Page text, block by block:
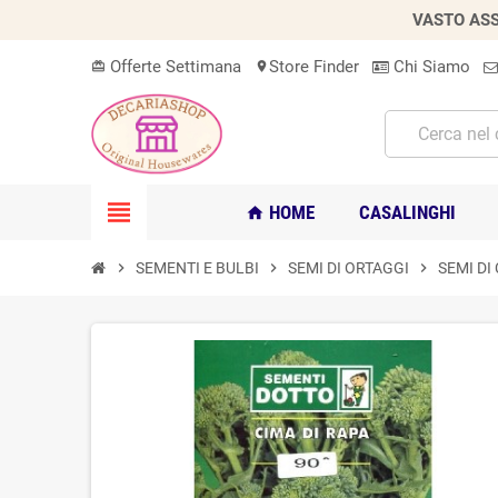
VASTO
card_giftcard Offerte Settimana location_onStore Finder Chi Siamo
view_headline home HOME CASALINGHI
chevron_right SEMENTI E BULBI chevron_right SEMI DI ORTAGGI chevron_right SEMI DI